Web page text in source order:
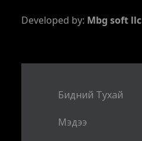
Developed by: Mbg soft llc
Бидний Тухай
Мэдээ